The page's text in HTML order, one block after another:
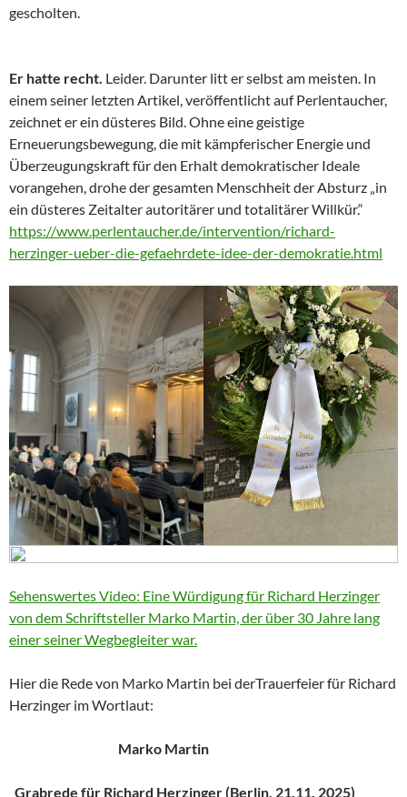
gescholten.
Er hatte recht. Leider. Darunter litt er selbst am meisten. In
einem seiner letzten Artikel, veröffentlicht auf Perlentaucher,
zeichnet er ein düsteres Bild. Ohne eine geistige
Erneuerungsbewegung, die mit kämpferischer Energie und
Überzeugungskraft für den Erhalt demokratischer Ideale
vorangehen, drohe der gesamten Menschheit der Absturz „in
ein düsteres Zeitalter autoritärer und totalitärer Willkür.“
https://www.perlentaucher.de/intervention/richard-
herzinger-ueber-die-gefaehrdete-idee-der-demokratie.html
Sehenswertes Video: Eine Würdigung für Richard Herzinger
von dem Schriftsteller Marko Martin, der über 30 Jahre lang
einer seiner Wegbegleiter war.
Hier die Rede von Marko Martin bei derTrauerfeier für Richard
Herzinger im Wortlaut:
Marko Martin
Grabrede für Richard Herzinger (Berlin, 21.11. 2025)